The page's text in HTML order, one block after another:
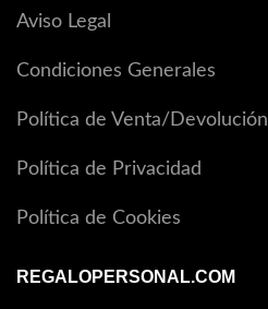
Aviso Legal
Condiciones Generales
Política de Venta/Devolución
Política de Privacidad
Política de Cookies
REGALOPERSONAL.COM